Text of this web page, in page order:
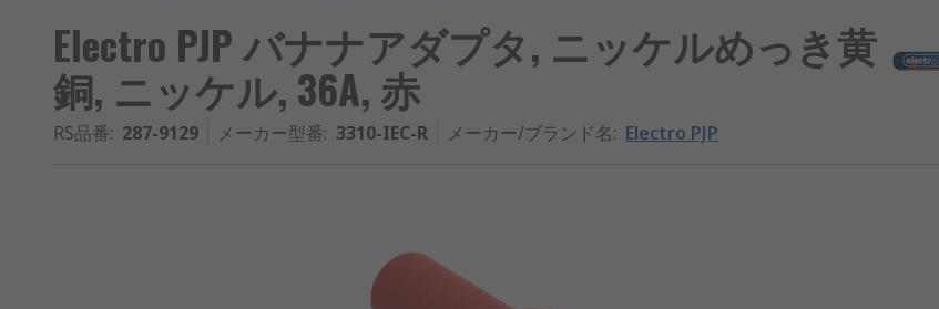
Electro PJP バナナアダプタ, ニッケルめっき黄
銅, ニッケル, 36A, 赤
RS品番: 287-9129 メーカー型番: 3310-IEC-R メーカー/ブランド名: Electro PJP